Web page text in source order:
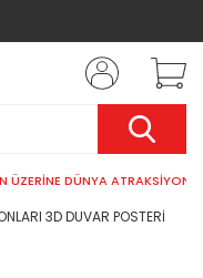
ÜZERİNE DÜNYA